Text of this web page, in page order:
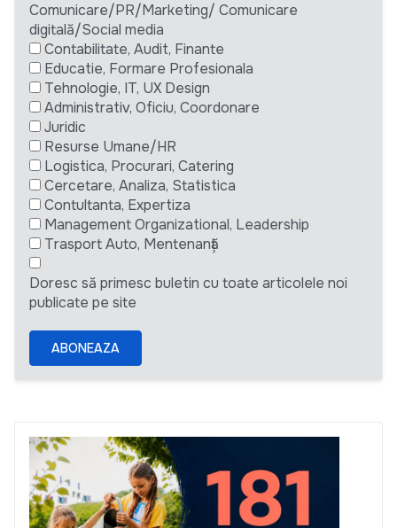
Comunicare/PR/Marketing/ Comunicare
digitală/Social media
Contabilitate, Audit, Finante
Educatie, Formare Profesionala
Tehnologie, IT, UX Design
Administrativ, Oficiu, Coordonare
Juridic
Resurse Umane/HR
Logistica, Procurari, Catering
Cercetare, Analiza, Statistica
Contultanta, Expertiza
Management Organizational, Leadership
Trasport Auto, Mentenanță
Doresc să primesc buletin cu toate articolele noi
publicate pe site
ABONEAZA